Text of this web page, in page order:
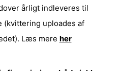
årligt indleveres til
(kvittering uploades af
Læs mere her